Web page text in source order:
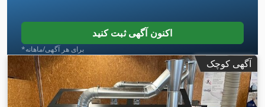
اکنون آگهی ثبت کنید
*برای هر آگهی/ماهانه
آگهی کوچک